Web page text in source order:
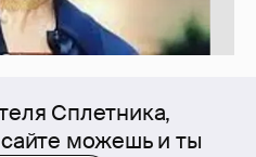
Сплетника,
сайте можешь и ты